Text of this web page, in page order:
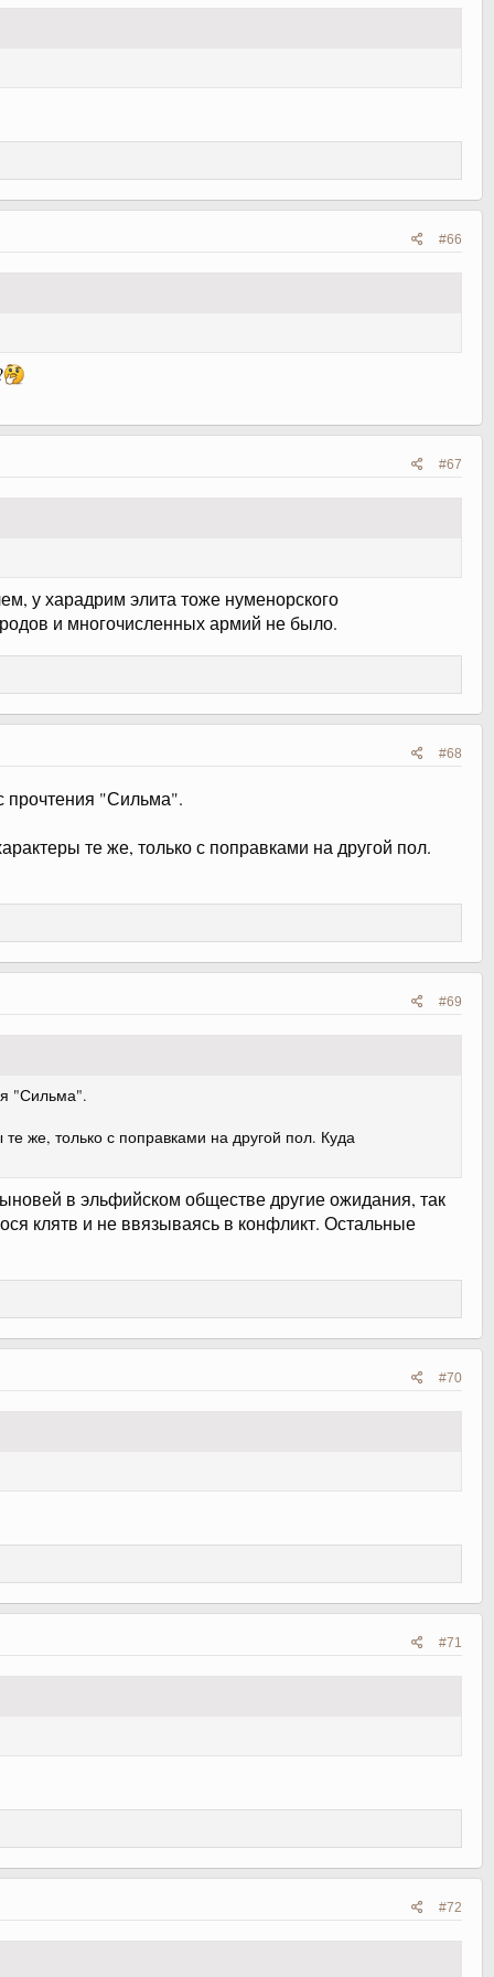
#66
#67
у харадрим элита тоже нуменорского
и многочисленных армий не было.
#68
прочтения "Сильма".
те же, только с поправками на другой пол.
#69
"Сильма".
же, только с поправками на другой пол. Куда
в эльфийском обществе другие ожидания, так
клятв и не ввязываясь в конфликт. Остальные
#70
#71
#72